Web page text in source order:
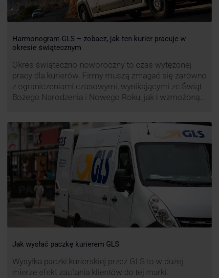
Harmonogram GLS – zobacz, jak ten kurier pracuje w
okresie świątecznym
Okres świąteczno-noworoczny to czas wytężonej
pracy dla kurierów. Firmy muszą zmagać się zarówno
z ograniczeniami czasowymi, wynikającymi ze Świąt
Bożego Narodzenia i Nowego Roku, jak i wzmożoną
firm. Zobacz harmonogram GLS na czas świąteczny!
Jak wysłać paczkę kurierem GLS
Wysyłka paczki kurierskiej przez GLS to w dużej
mierze efekt zaufania klientów do tej marki.